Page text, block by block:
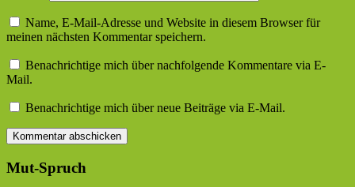
Name, E-Mail-Adresse und Website in diesem Browser für
meinen nächsten Kommentar speichern.
Benachrichtige mich über nachfolgende Kommentare via E-
Mail.
Benachrichtige mich über neue Beiträge via E-Mail.
Mut-Spruch